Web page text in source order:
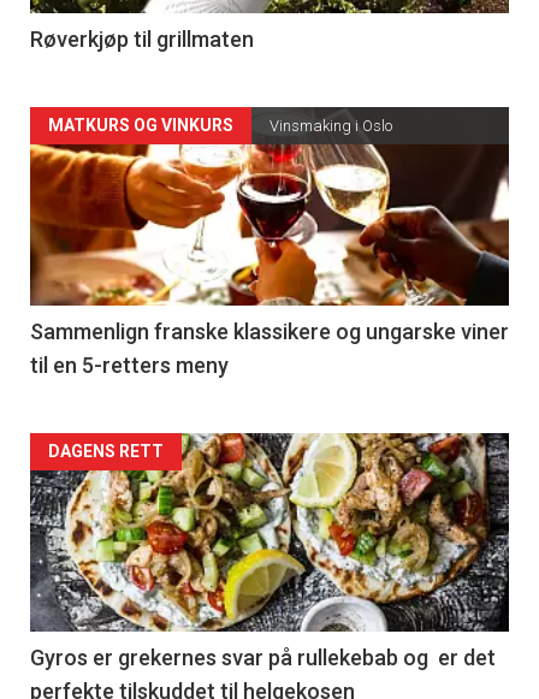
4
Røverkjøp til grillmaten
Forsiden
akkurat
nå
-
5
MATKURS OG VINKURS Vinsmaking i Oslo
Sammenlign franske klassikere og ungarske viner
til en 5-retters meny
Forsiden
akkurat
nå
-
6
DAGENS RETT
Gyros er grekernes svar på rullekebab og er det
perfekte tilskuddet til helgekosen